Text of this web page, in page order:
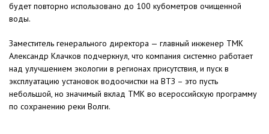
будет повторно использовано до 100 кубометров очищенной
воды.
Заместитель генерального директора — главный инженер ТМК
Александр Клачков подчеркнул, что компания системно работает
над улучшением экологии в регионах присутствия, и пуск в
эксплуатацию установок водоочистки на ВТЗ – это пусть
небольшой, но значимый вклад ТМК во всероссийскую программу
по сохранению реки Волги.